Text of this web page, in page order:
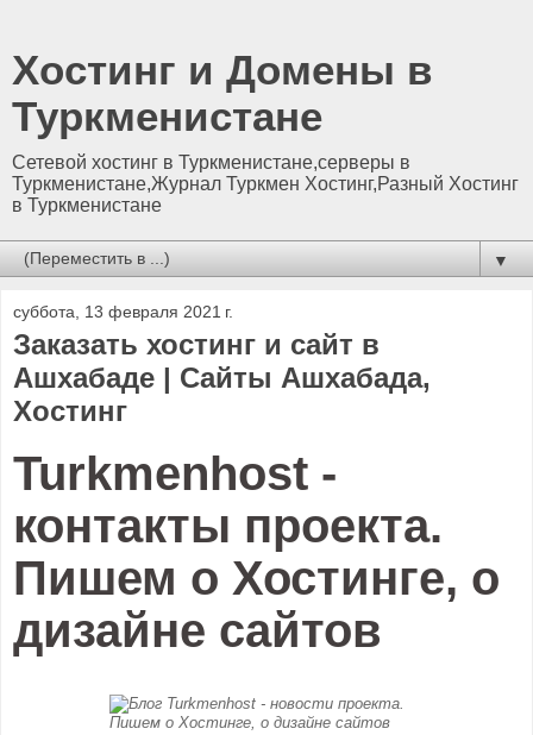
Хостинг и Домены в
Туркменистане
Сетевой хостинг в Туркменистане,серверы в
Туркменистане,Журнал Туркмен Хостинг,Разный Хостинг
в Туркменистане
▼
суббота, 13 февраля 2021 г.
Заказать хостинг и сайт в
Ашхабаде | Сайты Ашхабада,
Хостинг
Turkmenhost -
контакты проекта.
Пишем о Хостинге, о
дизайне сайтов